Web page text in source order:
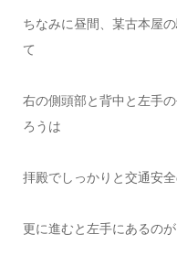
ちなみに昼間、某古本屋
て
右の側頭部と背中と左手
ろうは
拝殿でしっかりと交通安
更に進むと左手にあるのが